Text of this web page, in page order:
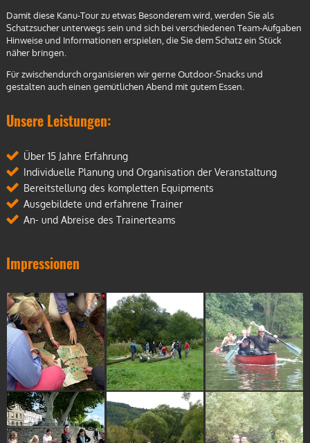
Damit diese Kanu-Tour zu etwas Besonderem wird, werden Sie als
Schatzsucher unterwegs sein und sich bei verschiedenen Team-Aufgaben
Hinweise und Informationen erspielen, die Sie dem Schatz ein Stück
näher bringen.
Für zwischendurch organisieren wir gerne Outdoor-Snacks und
gestalten auch einen gemütlichen Abend mit gutem Essen.
Unsere Leistungen:
Über 15 Jahre Erfahrung
Individuelle Planung und Organisation der Veranstaltung
Bereitstellung des kompletten Equipments
Ausgebildete und erfahrene Trainer
An- und Abreise des Trainerteams
Impressionen